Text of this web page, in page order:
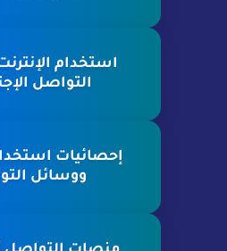
استخدام
التواصل
إحصائيات
ووسائل